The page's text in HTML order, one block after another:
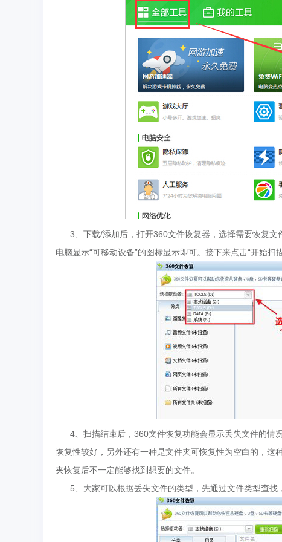
3、下载/添加后，打开360文件恢复器，选择需要恢复文
电脑显示“可移动设备”的图标显示即可。接下来点击“开始扫
4、扫描结束后，360文件恢复功能会显示丢失文件的情
恢复性较好，另外还有一种是文件夹可恢复性为空白的，
夹恢复后不一定能够找到想要的文件。
5、大家可以根据丢失文件的类型，先通过文件类型查找